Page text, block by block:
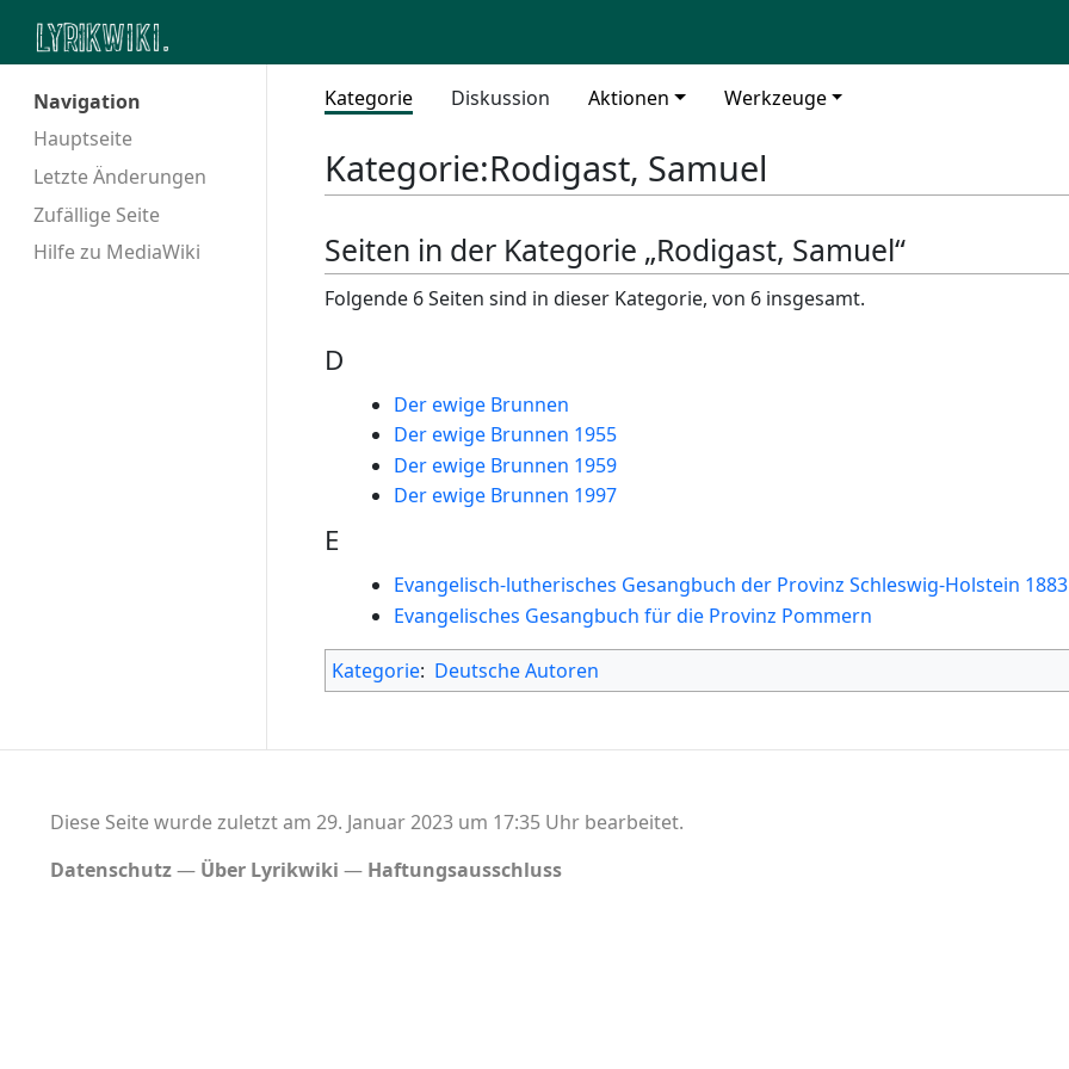
Navigation
Hauptseite
Letzte Änderungen
Zufällige Seite
Hilfe zu MediaWiki
Kategorie Diskussion Aktionen Werkzeuge
Kategorie:Rodigast, Samuel
Seiten in der Kategorie „Rodigast, Samuel“
Folgende 6 Seiten sind in dieser Kategorie, von 6 insgesamt.
D
Der ewige Brunnen
Der ewige Brunnen 1955
Der ewige Brunnen 1959
Der ewige Brunnen 1997
E
Evangelisch-lutherisches Gesangbuch der Provinz Schleswig-Holstein 1883
Evangelisches Gesangbuch für die Provinz Pommern
Kategorie: Deutsche Autoren
Diese Seite wurde zuletzt am 29. Januar 2023 um 17:35 Uhr bearbeitet.
Datenschutz
Über Lyrikwiki Haftungsausschluss